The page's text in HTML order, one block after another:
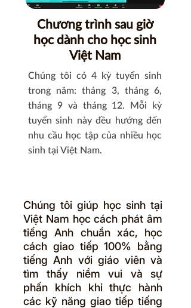
Chương trình sau giờ
học dành cho học sinh
Việt Nam
Chúng tôi có 4 kỳ tuyển sinh
trong năm: tháng 3, tháng 6,
tháng 9 và tháng 12. Mỗi kỳ
tuyển sinh này đều hướng đến
nhu cầu học tập của nhiều học
sinh tại Việt Nam.
Chúng tôi giúp học sinh tại
Việt Nam học cách phát âm
tiếng Anh chuẩn xác, học
cách giao tiếp 100% bằng
tiếng Anh với giáo viên và
tìm thấy niềm vui và sự
phấn khích khi thực hành
các kỹ năng giao tiếp tiếng